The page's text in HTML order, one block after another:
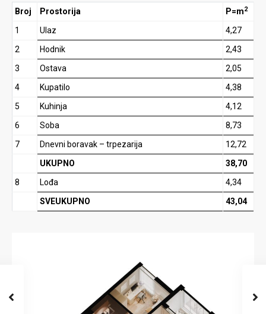
Broj Prostorija P=m2
1 Ulaz
4,27
2
Hodnik
2,43
3
Ostava
2,05
4
Kupatilo
4,38
5
Kuhinja
4,12
6
Soba
8,73
7
Dnevni boravak – trpezarija
12,72
UKUPNO
38,70
8
Lođa
4,34
SVEUKUPNO
43,04